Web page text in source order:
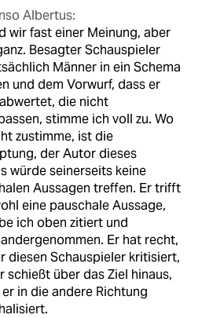
Albertus:
wir fast einer Meinung, aber
Besagter Schauspieler
Männer in ein Schema
und dem Vorwurf, dass er
die nicht
stimme ich voll zu. Wo
zustimme, ist die
der Autor dieses
würde seinerseits keine
Aussagen treffen. Er trifft
eine pauschale Aussage,
ich oben zitiert und
Er hat recht,
diesen Schauspieler kritisiert,
schießt über das Ziel hinaus,
in die andere Richtung